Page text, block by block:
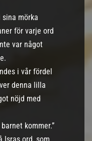
mörka
för varje ord
var något
i vår fördel
denna lilla
nöjd med
kommer.”